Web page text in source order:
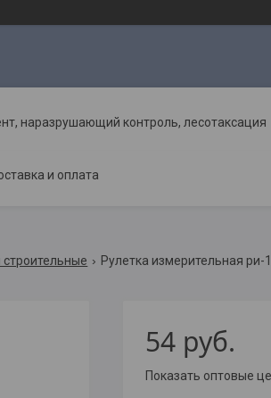
наразрушающий контроль, лесотаксация
и оплата
строительные Рулетка измерительная ри-
54 руб.
Показать оптовые